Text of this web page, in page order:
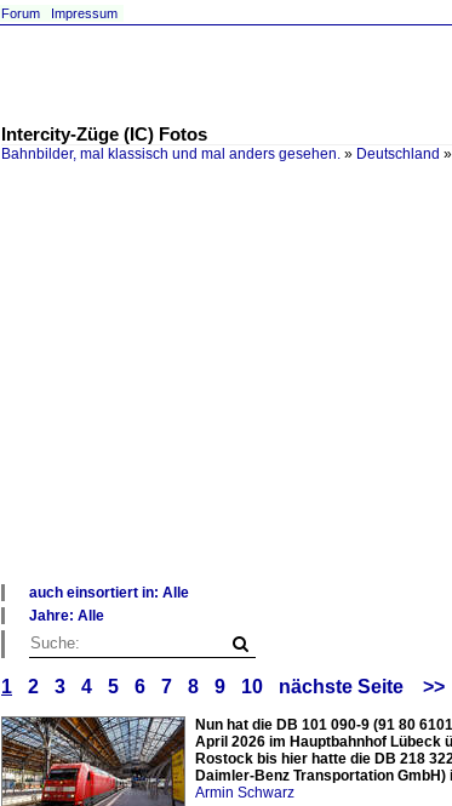
Forum Impressum
Intercity-Züge (IC) Fotos
Bahnbilder, mal klassisch und mal anders gesehen. » Deutschland »
auch einsortiert in: Alle
Deutschland
Niederlande
Schweiz
_Spezifikationen von Triebfahrzeugen
Jahre: Alle
Alle Jahre
2000
2020
1 2 3 4 5 6 7 8 9 10 nächste Seite >>
Nun hat die DB 101 090-9 (91 80
April 2026 im Hauptbahnhof Lübeck
Rostock bis hier hatte die DB 218
Daimler-Benz Transportation
Armin Schwarz